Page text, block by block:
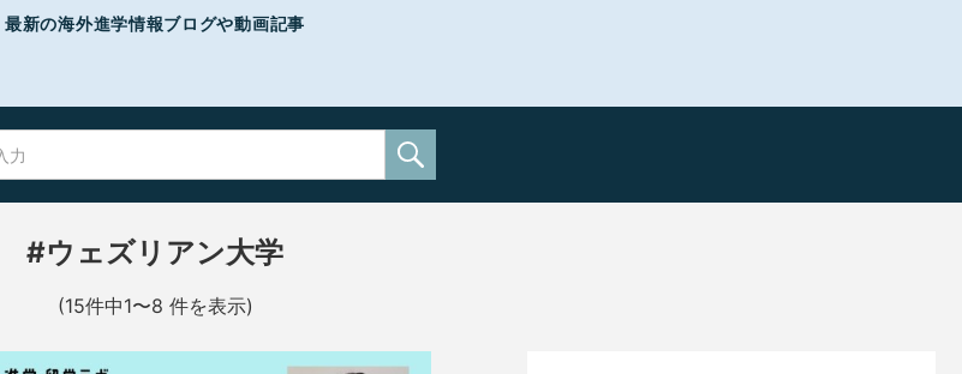
最新の海外進学情報ブログや動画記事
#ウェズリアン大学
(15件中1〜8 件を表示)